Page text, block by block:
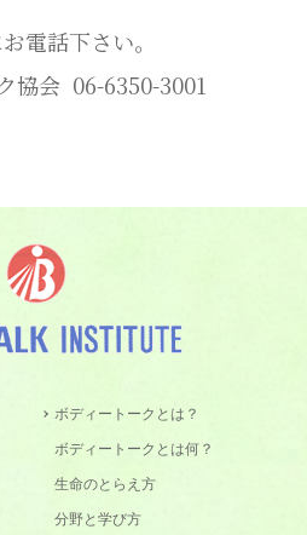
電話下さい。
協会 06-6350-3001
ボディートークとは？
ボディートークとは何？
生命のとらえ方
分野と学び方